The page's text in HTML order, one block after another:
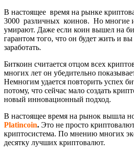
В настоящее время на рынке
3000 различных коинов. Но многие
умирают. Даже если коин вышел на
гарантом того, что он будет жить и
заработать.
Биткоин считается отцом всех
многих лет он убедительно
Немногим удается повторить успех
потому, что сейчас мало создать
новый инновационный подход.
В настоящее время на рынок вышла
Platincoin. Это не просто
криптосистема. По мнению многих
десятку лучших криптовалют.